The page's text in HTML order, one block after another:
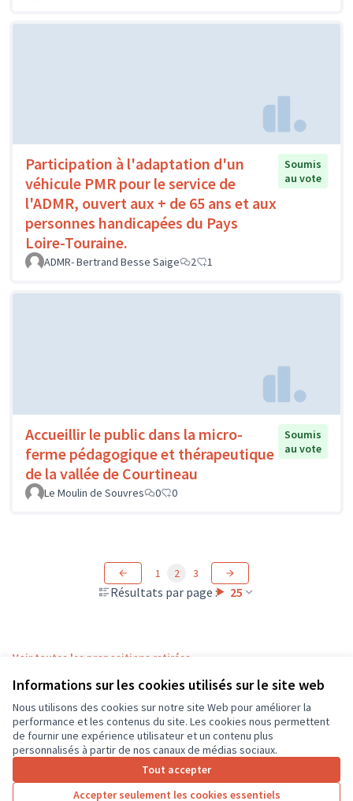
Informations sur les cookies utilisés sur le site web
Nous utilisons des cookies sur notre site Web pour améliorer la
performance et les contenus du site. Les cookies nous permettent
de fournir une expérience utilisateur et un contenu plus
personnalisés à partir de nos canaux de médias sociaux.
Tout accepter
Accepter seulement les cookies essentiels
Participation à l'adaptation d'un
véhicule PMR pour le service de
l'ADMR, ouvert aux + de 65 ans et aux
personnes handicapées du Pays
Loire-Touraine.
Soumis
au vote
ADMR- Bertrand Besse Saige 2 1
Accueillir le public dans la micro-
ferme pédagogique et thérapeutique
de la vallée de Courtineau
Soumis
au vote
Le Moulin de Souvres 0 0
Résultats par page : 25
1 2 3
Voir toutes les propositions retirées
Conditions d'utilisation
Paramètres des cookies
CD37 sur X
(Lien externe)
CD37 sur Facebook
CD37 sur Instagram
CD37 sur YouTube
(Lien externe)